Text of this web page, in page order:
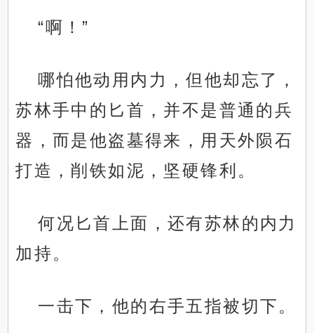
“啊！”
哪怕他动用内力，但他却忘了，
苏林手中的匕首，并不是普通的兵
器，而是他盗墓得来，用天外陨石
打造，削铁如泥，坚硬锋利。
何况匕首上面，还有苏林的内力
加持。
一击下，他的右手五指被切下。